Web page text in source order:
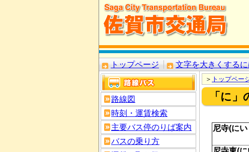
トップページ 文字を大きくするに
路線図
時刻・運賃検索
主要バス停のりば案内
バスの乗り方
＞ トップペー
「に
尼寺(に